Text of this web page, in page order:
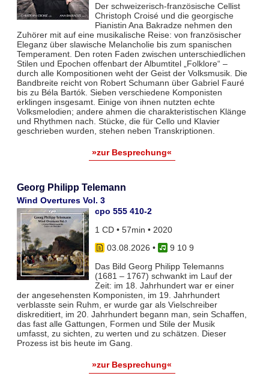
Der schweizerisch-französische Cellist
Christoph Croisé und die georgische
Pianistin Ana Bakradze nehmen den
Zuhörer mit auf eine musikalische Reise: von französischer
Eleganz über slawische Melancholie bis zum spanischen
Temperament. Den roten Faden zwischen unterschiedlichen
Stilen und Epochen offenbart der Albumtitel „Folklore“ –
durch alle Kompositionen weht der Geist der Volksmusik. Die
Bandbreite reicht von Robert Schumann über Gabriel Fauré
bis zu Béla Bartók. Sieben verschiedene Komponisten
erklingen insgesamt. Einige von ihnen nutzten echte
Volksmelodien; andere ahmen die charakteristischen Klänge
und Rhythmen nach. Stücke, die für Cello und Klavier
geschrieben wurden, stehen neben Transkriptionen.
»zur Besprechung«
Georg Philipp Telemann
Wind Overtures Vol. 3
cpo 555 410-2
1 CD • 57min • 2020
03.08.2026 •
9 10 9
Das Bild Georg Philipp Telemanns
(1681 – 1767) schwankt im Lauf der
Zeit: im 18. Jahrhundert war er einer
der angesehensten Komponisten, im 19. Jahrhundert
verblasste sein Ruhm, er wurde gar als Vielschreiber
diskreditiert, im 20. Jahrhundert begann man, sein Schaffen,
das fast alle Gattungen, Formen und Stile der Musik
umfasst, zu sichten, zu werten und zu schätzen. Dieser
Prozess ist bis heute im Gang.
»zur Besprechung«